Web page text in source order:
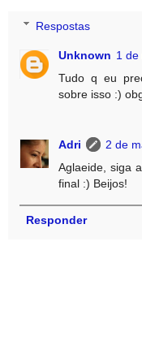
Respostas
Unknown 1 de
Tudo q eu
sobre isso :)
Adri
2 de
Aglaeide, siga
final :) Beijos!
Responder